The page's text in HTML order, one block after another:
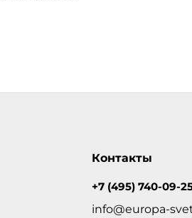
Контакты
+7 (495) 740-09-
info@europa-